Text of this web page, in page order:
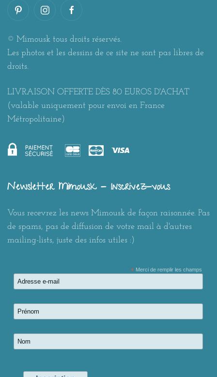
© Mimousk tous droits réservés.
Les photos et les dessins de ce site ne sont pas libres de
droits.
LIVRAISON OFFERTE DÈS 80 EUROS D'ACHAT
(valable uniquement pour envoi en France
Métropolitaine)
Newsletter Mimousk - Inscrivez-vous
Vous recevrez les news Mimousk de façon raisonnée. Pas
de spams, pas de diffusion de votre mail à d'autres
mailing-lists, juste des infos utiles :)
*Merci de remplir les champs